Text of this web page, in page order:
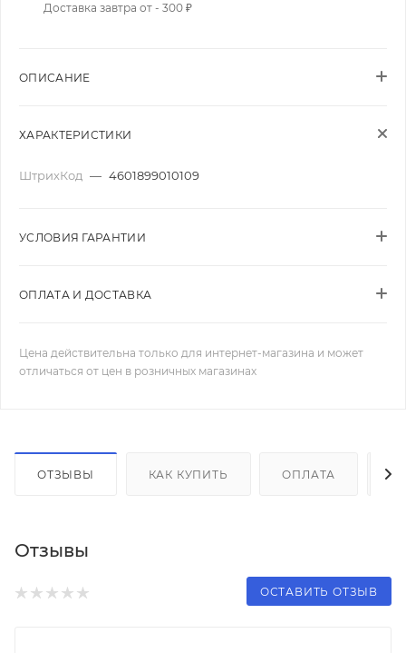
Доставка завтра от - 300 ₽
ОПИСАНИЕ
ХАРАКТЕРИСТИКИ
ШтрихКод — 4601899010109
УСЛОВИЯ ГАРАНТИИ
ОПЛАТА И ДОСТАВКА
Цена действительна только для интернет-магазина и может
отличаться от цен в розничных магазинах
ОТЗЫВЫ КАК КУПИТЬ ОПЛАТА
Отзывы
ОСТАВИТЬ ОТЗЫВ